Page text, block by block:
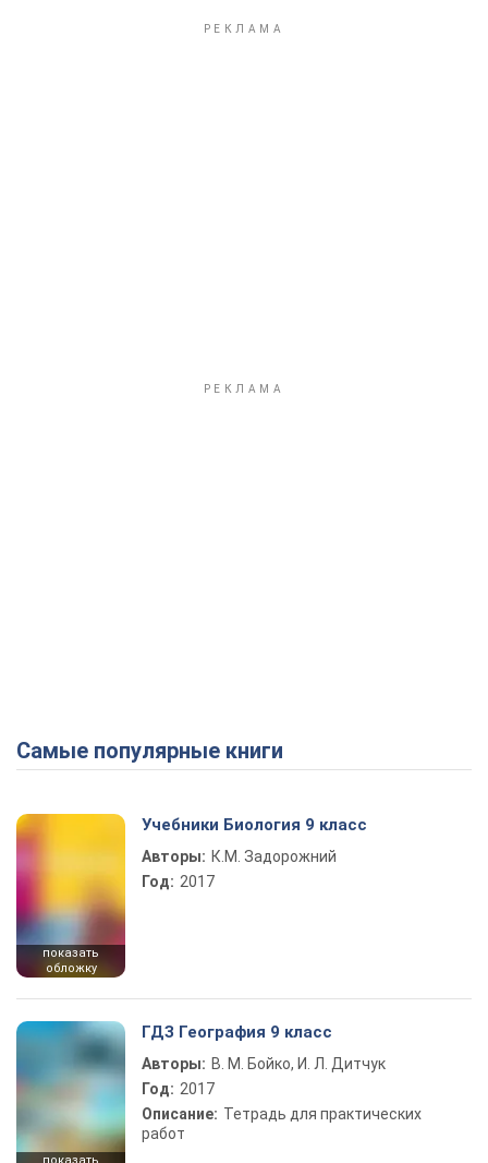
Самые популярные книги
показать
обложку
Учебники Биология 9 класс
Авторы: К.М. Задорожний
Год: 2017
ГДЗ География 9 класс
Авторы: В. М. Бойко, И. Л. Дитчук
Год: 2017
Описание: Тетрадь для практических
работ